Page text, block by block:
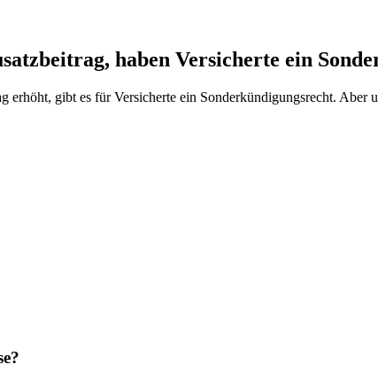
haben Versicherte ein
erhöht, gibt es für Versicherte ein Sonderkündigungsrecht.